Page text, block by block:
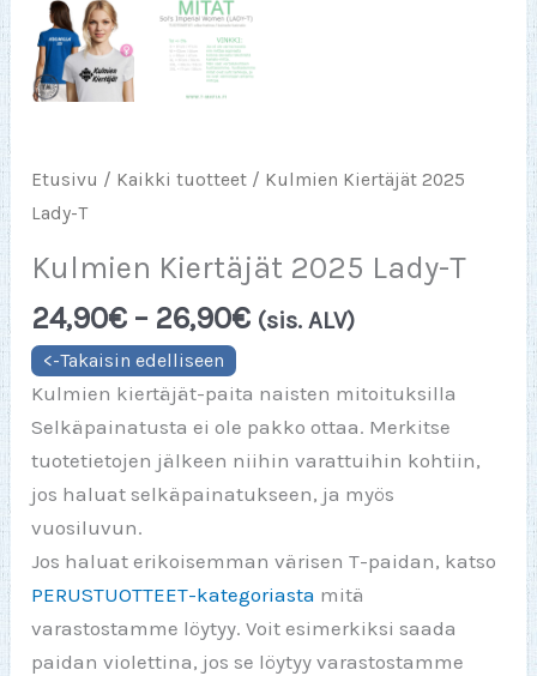
Etusivu / Kaikki tuotteet / Kulmien Kiertäjät 2025
Lady-T
Kulmien Kiertäjät 2025 Lady-T
24,90€ – 26,90€Hintaluokka:
-
26,90€
(sis. ALV)
Kulmien kiertäjät-paita naisten mitoituksilla
Selkäpainatusta ei ole pakko ottaa. Merkitse
tuotetietojen jälkeen niihin varattuihin kohtiin,
jos haluat selkäpainatukseen, ja myös
vuosiluvun.
Jos haluat erikoisemman värisen T-paidan, katso
PERUSTUOTTEET-kategoriasta mitä
varastostamme löytyy. Voit esimerkiksi saada
paidan violettina, jos se löytyy varastostamme